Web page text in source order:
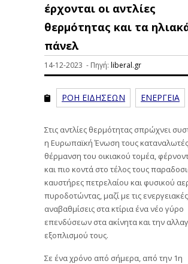
έρχονται οι αντλίες
θερμότητας και τα
πάνελ
14-12-2023 - Πηγή: liberal.gr
ΡΟΗ ΕΙΔΗΣΕΩΝ ΕΝΕΡΓΕΙΑ
Στις αντλίες θερμότητας σπρώχνει
η Ευρωπαϊκή Ένωση τους καταναλωτές
θέρμανση του οικιακού τομέα,
και πιο κοντά στο τέλος τους
καυστήρες πετρελαίου και φυσικού
πυροδοτώντας, μαζί με τις ενεργειακές
αναβαθμίσεις στα κτίρια ένα νέο γύρο
επενδύσεων στα ακίνητα και την
εξοπλισμού τους.
Σε ένα χρόνο από σήμερα, από την 1η